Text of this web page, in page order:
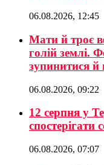
06.08.2026, 12:45
Мати й троє
голій землі.
зупинитися й
06.08.2026, 09:22
12 серпня у
спостерігати
06.08.2026, 07:07